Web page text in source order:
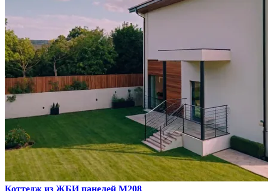
Коттедж из ЖБИ панелей M208